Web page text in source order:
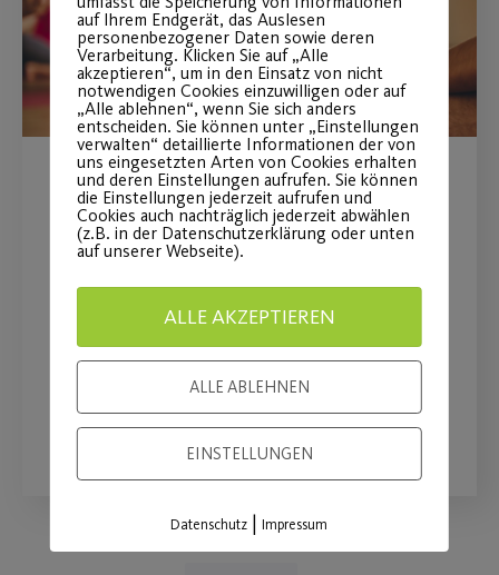
Yoga als
Gesundheitstraining
Ab 23.02. exklusiv für unsere Yoga
Mitglieder und weitere Yoga-
Interessierte
WEITERLESEN
auf Ihrem Endgerät, das Auslesen
personenbezogener Daten sowie deren
Verarbeitung. Klicken Sie auf „Alle
akzeptieren“, um in den Einsatz von nicht
notwendigen Cookies einzuwilligen oder auf
„Alle ablehnen“, wenn Sie sich anders
entscheiden. Sie können unter „Einstellungen
verwalten“ detaillierte Informationen der von
uns eingesetzten Arten von Cookies erhalten
und deren Einstellungen aufrufen. Sie können
die Einstellungen jederzeit aufrufen und
Cookies auch nachträglich jederzeit abwählen
(z.B. in der Datenschutzerklärung oder unten
auf unserer Webseite).
ALLE AKZEPTIEREN
ALLE ABLEHNEN
EINSTELLUNGEN
Datenschutz |Impressum